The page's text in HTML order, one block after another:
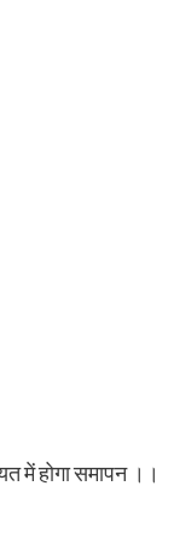
में होगा समापन ।।